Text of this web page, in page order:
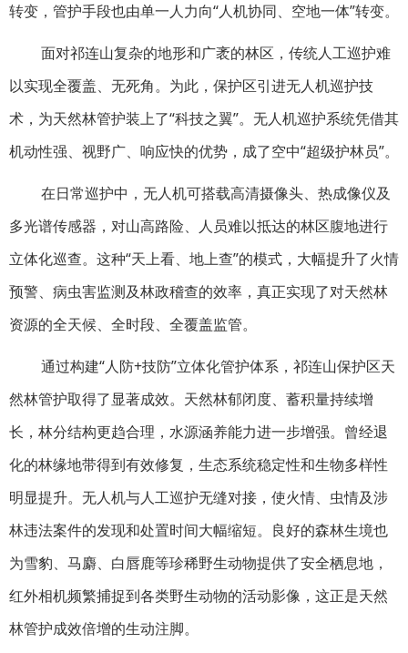
转变，管护手段也由单一人力向“人机协同、空地一体”转变。
面对祁连山复杂的地形和广袤的林区，传统人工巡护难
以实现全覆盖、无死角。为此，保护区引进无人机巡护技
术，为天然林管护装上了“科技之翼”。无人机巡护系统凭借其
机动性强、视野广、响应快的优势，成了空中“超级护林员”。
在日常巡护中，无人机可搭载高清摄像头、热成像仪及
多光谱传感器，对山高路险、人员难以抵达的林区腹地进行
立体化巡查。这种“天上看、地上查”的模式，大幅提升了火情
预警、病虫害监测及林政稽查的效率，真正实现了对天然林
资源的全天候、全时段、全覆盖监管。
通过构建“人防+技防”立体化管护体系，祁连山保护区天
然林管护取得了显著成效。天然林郁闭度、蓄积量持续增
长，林分结构更趋合理，水源涵养能力进一步增强。曾经退
化的林缘地带得到有效修复，生态系统稳定性和生物多样性
明显提升。无人机与人工巡护无缝对接，使火情、虫情及涉
林违法案件的发现和处置时间大幅缩短。良好的森林生境也
为雪豹、马麝、白唇鹿等珍稀野生动物提供了安全栖息地，
红外相机频繁捕捉到各类野生动物的活动影像，这正是天然
林管护成效倍增的生动注脚。